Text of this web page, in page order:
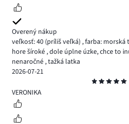
Overený nákup
veľkosť: 40 (príliš veľká) ,farba: morská
hore šíroké , dole úplne úzke, chce to
nenaročné , tažká latka
2026-07-21
5
VERONIKA